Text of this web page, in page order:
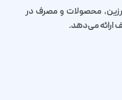
محصولات و مصرف در
ارائه می‌دهد.